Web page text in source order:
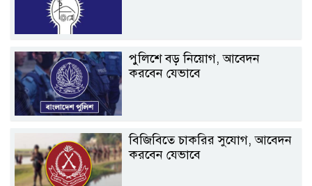
পুলিশে বড় নিয়োগ, আবেদন
করবেন যেভাবে
বিজিবিতে চাকরির সুযোগ, আবেদন
করবেন যেভাবে